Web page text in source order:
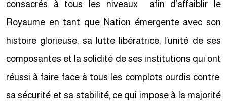
consacrés à tous les niveaux afin d’affaiblir le
Royaume en tant que Nation émergente avec son
histoire glorieuse, sa lutte libératrice, l’unité de ses
composantes et la solidité de ses institutions qui ont
réussi à faire face à tous les complots ourdis contre
sa sécurité et sa stabilité, ce qui impose à la majorité